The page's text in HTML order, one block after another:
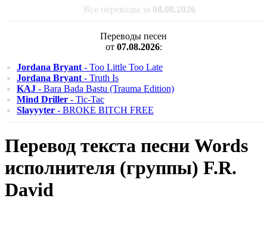
Все переводы за 08.08.2026
Переводы песен
от 07.08.2026:
Jordana Bryant - Too Little Too Late
Jordana Bryant - Truth Is
KAJ - Bara Bada Bastu (Trauma Edition)
Mind Driller - Tic-Tac
Slayyyter - BROKE BITCH FREE
Перевод текста песни Words
исполнителя (группы) F.R.
David